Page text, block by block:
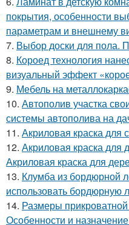
покрытия, особенности
параметрам и внешнему
7. Выбор доски для пола.
8. Короед технология
визуальный эффект
9. Мебель на
10. Автополив участка
системы автополива на
11. Акриловая краска для
12. Акриловая краска для
Акриловая краска для
13. Клумба из бордюрной
использовать бордюрную
14. Размеры
Особенности и